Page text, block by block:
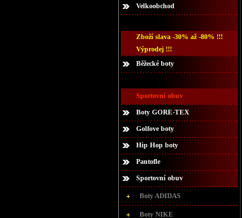
Velkoobchod
Zboží slava -30% až -80% !!!
Výprodej !!!
Běžecké boty
Sportovní obuv
Boty GORE-TEX
Golfove boty
Hip Hop boty
Pantofle
Sportovní obuv
Boty ADIDAS
Boty NIKE